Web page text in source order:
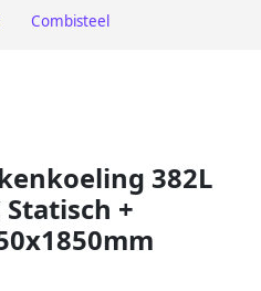
Combisteel
382L
Statisch +